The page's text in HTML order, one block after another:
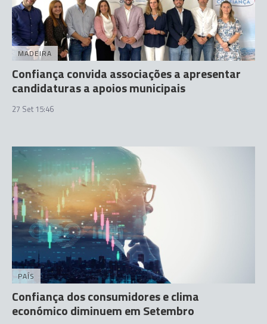
MADEIRA
Confiança convida associações a apresentar
candidaturas a apoios municipais
27 Set 15:46
PAÍS
Confiança dos consumidores e clima
económico diminuem em Setembro